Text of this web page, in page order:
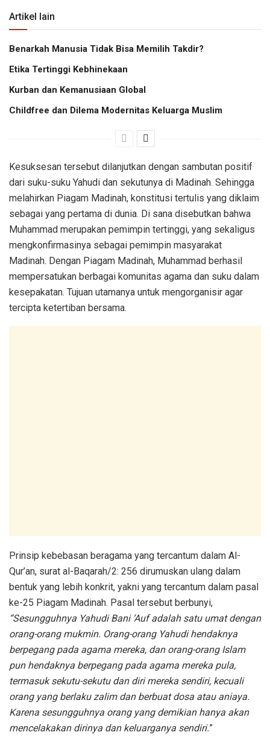
Artikel lain
Benarkah Manusia Tidak Bisa Memilih Takdir?
Etika Tertinggi Kebhinekaan
Kurban dan Kemanusiaan Global
Childfree dan Dilema Modernitas Keluarga Muslim
Kesuksesan tersebut dilanjutkan dengan sambutan positif
dari suku-suku Yahudi dan sekutunya di Madinah. Sehingga
melahirkan Piagam Madinah, konstitusi tertulis yang diklaim
sebagai yang pertama di dunia. Di sana disebutkan bahwa
Muhammad merupakan pemimpin tertinggi, yang sekaligus
mengkonfirmasinya sebagai pemimpin masyarakat
Madinah. Dengan Piagam Madinah, Muhammad berhasil
mempersatukan berbagai komunitas agama dan suku dalam
kesepakatan. Tujuan utamanya untuk mengorganisir agar
tercipta ketertiban bersama.
Prinsip kebebasan beragama yang tercantum dalam Al-
Qur’an, surat al-Baqarah/2: 256 dirumuskan ulang dalam
bentuk yang lebih konkrit, yakni yang tercantum dalam pasal
ke-25 Piagam Madinah. Pasal tersebut berbunyi,
“Sesungguhnya Yahudi Bani ‘Auf adalah satu umat dengan
orang-orang mukmin. Orang-orang Yahudi hendaknya
berpegang pada agama mereka, dan orang-orang Islam
pun hendaknya berpegang pada agama mereka pula,
termasuk sekutu-sekutu dan diri mereka sendiri, kecuali
orang yang berlaku zalim dan berbuat dosa atau aniaya.
Karena sesungguhnya orang yang demikian hanya akan
mencelakakan dirinya dan keluarganya sendiri.”